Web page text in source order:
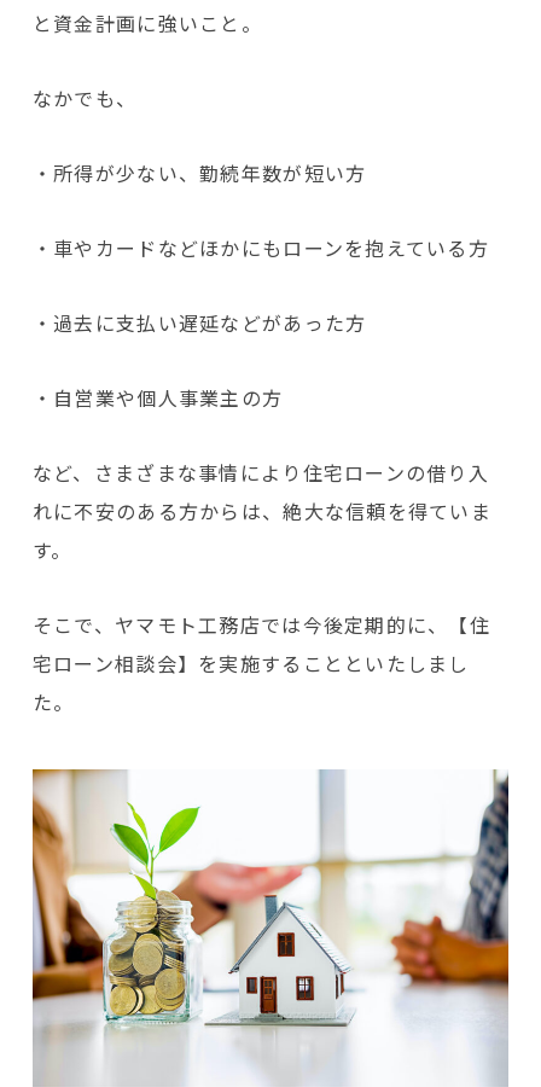
と資金計画に強いこと。
なかでも、
・所得が少ない、勤続年数が短い方
・車やカードなどほかにもローンを抱えている方
・過去に支払い遅延などがあった方
・自営業や個人事業主の方
など、さまざまな事情により住宅ローンの借り入
れに不安のある方からは、絶大な信頼を得ていま
す。
そこで、ヤマモト工務店では今後定期的に、【住
宅ローン相談会】を実施することといたしまし
た。